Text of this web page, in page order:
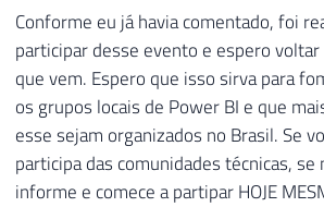
Conforme eu já havia comentado, foi
participar desse evento e espero
que vem. Espero que isso sirva para
os grupos locais de Power BI e que
esse sejam organizados no Brasil. Se
participa das comunidades técnicas,
informe e comece a partipar HOJE